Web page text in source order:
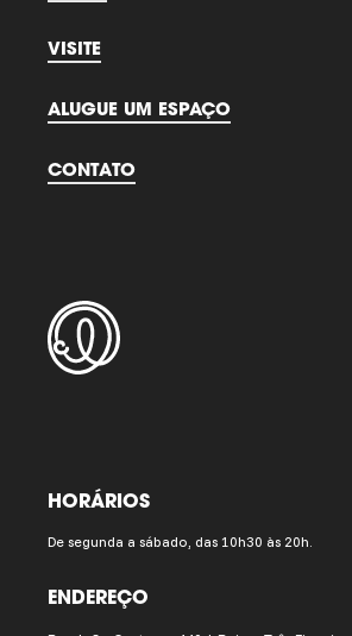
VISITE
ALUGUE UM ESPAÇO
CONTATO
HORÁRIOS
De segunda a sábado, das 10h30 às 20h.
ENDEREÇO